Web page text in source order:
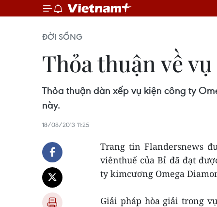
ĐỜI SỐNG
Thỏa thuận về
Thỏa thuận dàn xếp vụ kiện công ty
này.
18/08/2013 11:25
Trang tin Flandersnews
viênthuế của Bỉ đã đạt
ty kimcương Omega
Giải pháp hòa giải trong